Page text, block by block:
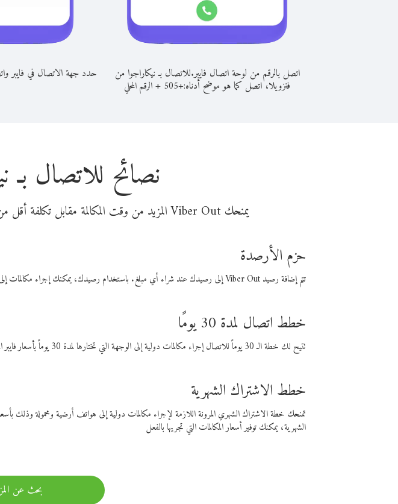
اتصل بالرقم من لوحة اتصال فايبر.للاتصال بـ نيكاراجوا من
فنزويلا، اتصل كما هو موضح أدناه:+
505
+الرقم المحلي
حدد جهة الاتصال في فايبر
نصائح للاتصال بـ
يمنحك Viber Out المزيد من وقت المكالمة مقابل تكلفة أقل من المال. اختر من أحد خيارات الاتصال المرنة ذات السعر المنخفض:
حزم الأرصدة
تتم إضافة رصيد Viber Out إلى رصيدك عند شراء أي مبلغ. باستخدام رصيدك، يمكنك إجراء مكالمات إلى أي رقم في العالم بأسعار فايبر المنخفضة.
خطط اتصال لمدة 30 يومًا
تتيح لك خطة الـ 30 يوماً للاتصال إجراء مكالمات دولية إلى الوجهة التي تختارها لمدة 30 يوماً بأسعار فايبر المنخفضة.
خطط الاشتراك الشهرية
تمنحك خطة الاشتراك الشهري المرونة اللازمة لإجراء مكالمات دولية إلى هواتف أرضية ومحمولة
الشهرية، يمكنك توفير أسعار المكالمات التي تجريها بالفعل
بحث عن